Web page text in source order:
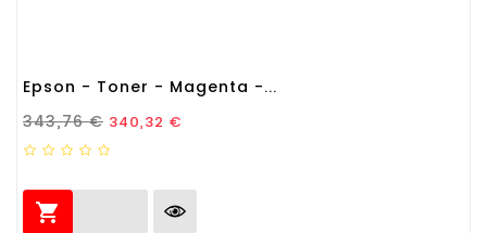
Epson - Toner - Magenta -...
Prezzo Standard
343,76 € Prezzo
340,32 €
